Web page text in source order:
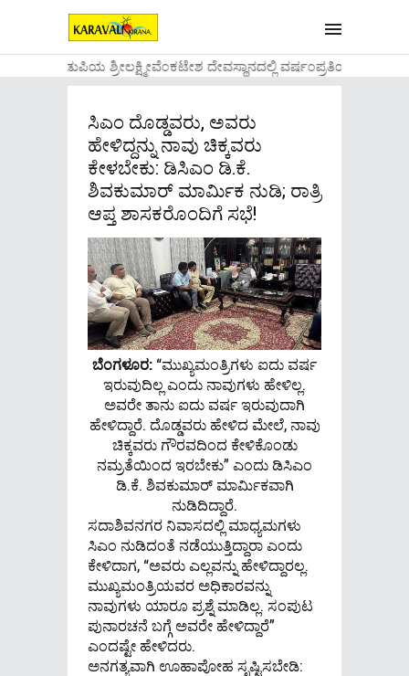
....ಉಡುಪಿಯ ಶ್ರೀಲಕ್ಷ್ಮೀವೆ೦ಕಟೇಶ ದೇವಸ್ಥಾನದಲ್ಲಿ ವರ್ಷ೦ಪ್ರತಿಯ
ಸಿಎಂ ದೊಡ್ಡವರು, ಅವರು
ಹೇಳಿದ್ದನ್ನು ನಾವು ಚಿಕ್ಕವರು
ಕೇಳಬೇಕು: ಡಿಸಿಎಂ ಡಿ.ಕೆ.
ಶಿವಕುಮಾರ್ ಮಾರ್ಮಿಕ ನುಡಿ; ರಾತ್ರಿ
ಆಪ್ತ ಶಾಸಕರೊಂದಿಗೆ ಸಭೆ!
ಬೆಂಗಳೂರ: “ಮುಖ್ಯಮಂತ್ರಿಗಳು ಐದು ವರ್ಷ
ಇರುವುದಿಲ್ಲ ಎಂದು ನಾವುಗಳು ಹೇಳಿಲ್ಲ.
ಅವರೇ ತಾನು ಐದು ವರ್ಷ ಇರುವುದಾಗಿ
ಹೇಳಿದ್ದಾರೆ. ದೊಡ್ಡವರು ಹೇಳಿದ ಮೇಲೆ, ನಾವು
ಚಿಕ್ಕವರು ಗೌರವದಿಂದ ಕೇಳಿಕೊಂಡು
ನಮ್ರತೆಯಿಂದ ಇರಬೇಕು” ಎಂದು ಡಿಸಿಎಂ
ಡಿ.ಕೆ. ಶಿವಕುಮಾರ್ ಮಾರ್ಮಿಕವಾಗಿ
ನುಡಿದಿದ್ದಾರೆ.
ಸದಾಶಿವನಗರ ನಿವಾಸದಲ್ಲಿ ಮಾಧ್ಯಮಗಳು
ಸಿಎಂ ನುಡಿದಂತೆ ನಡೆಯುತ್ತಿದ್ದಾರಾ ಎಂದು
ಕೇಳಿದಾಗ, “ಅವರು ಎಲ್ಲವನ್ನು ಹೇಳಿದ್ದಾರಲ್ಲ.
ಮುಖ್ಯಮಂತ್ರಿಯವರ ಅಧಿಕಾರವನ್ನು
ನಾವುಗಳು ಯಾರೂ ಪ್ರಶ್ನೆ ಮಾಡಿಲ್ಲ. ಸಂಪುಟ
ಪುನಾರಚನೆ ಬಗ್ಗೆ ಅವರೇ ಹೇಳಿದ್ದಾರೆ”
ಎಂದಷ್ಟೇ ಹೇಳಿದರು.
ಅನಗತ್ಯವಾಗಿ ಊಹಾಪೋಹ ಸೃಷ್ಟಿಸಬೇಡಿ: